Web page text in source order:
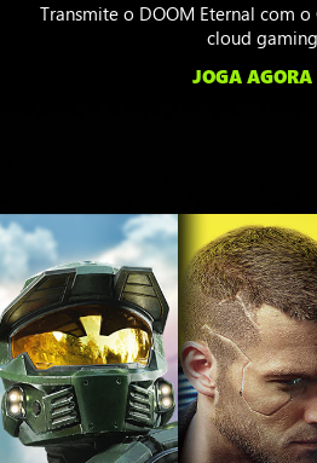
Transmite o DOOM Eternal com o
cloud
JOGA AGORA